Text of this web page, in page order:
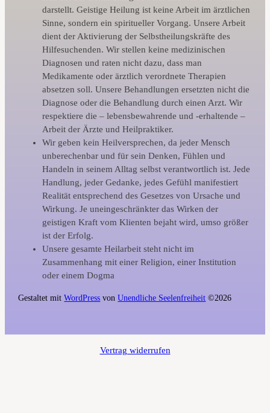
darstellt. Geistige Heilung ist keine Arbeit im ärztlichen
Sinne, sondern ein spiritueller Vorgang. Unsere Arbeit
dient der Aktivierung der Selbstheilungskräfte des
Hilfesuchenden. Wir stellen keine medizinischen
Diagnosen und raten nicht dazu, dass man
Medikamente oder ärztlich verordnete Therapien
absetzen soll. Unsere Behandlungen ersetzten nicht die
Diagnose oder die Behandlung durch einen Arzt. Wir
respektiere die – lebensbewahrende und -erhaltende –
Arbeit der Ärzte und Heilpraktiker.
Wir geben kein Heilversprechen, da jeder Mensch
unberechenbar und für sein Denken, Fühlen und
Handeln in seinem Alltag selbst verantwortlich ist. Jede
Handlung, jeder Gedanke, jedes Gefühl manifestiert
Realität entsprechend des Gesetzes von Ursache und
Wirkung. Je uneingeschränkter das Wirken der
geistigen Kraft vom Klienten bejaht wird, umso größer
ist der Erfolg.
Unsere gesamte Heilarbeit steht nicht im
Zusammenhang mit einer Religion, einer Institution
oder einem Dogma
Gestaltet mitWordPress vonUnendliche Seelenfreiheit ©2026
Vertrag widerrufen